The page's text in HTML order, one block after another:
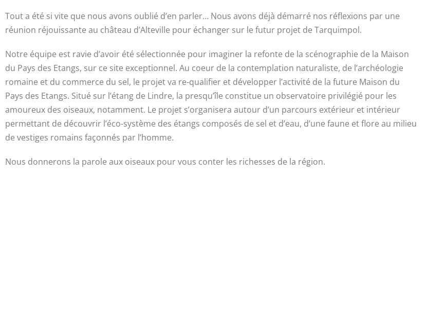
Tout a été si vite que nous avons oublié d’en parler… Nous avons déjà démarré nos réflexions par une
réunion réjouissante au château d’Alteville pour échanger sur le futur projet de Tarquimpol.
Notre équipe est ravie d’avoir été sélectionnée pour imaginer la refonte de la scénographie de la Maison
du Pays des Etangs, sur ce site exceptionnel. Au coeur de la contemplation naturaliste, de l’archéologie
romaine et du commerce du sel, le projet va re-qualifier et développer l’activité de la future Maison du
Pays des Etangs. Situé sur l’étang de Lindre, la presqu’île constitue un observatoire privilégié pour les
amoureux des oiseaux, notamment. Le projet s’organisera autour d’un parcours extérieur et intérieur
permettant de découvrir l’éco-système des étangs composés de sel et d’eau, d’une faune et flore au milieu
de vestiges romains façonnés par l’homme.
Nous donnerons la parole aux oiseaux pour vous conter les richesses de la région.